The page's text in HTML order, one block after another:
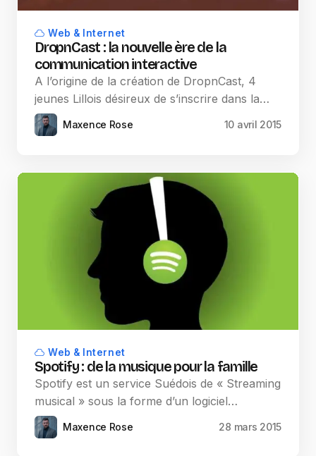
Web & Internet
DropnCast : la nouvelle ère de la
communication interactive
A l’origine de la création de DropnCast, 4
jeunes Lillois désireux de s’inscrire dans la…
Maxence Rose 10 avril 2015
Web & Internet
Spotify : de la musique pour la famille
Spotify est un service Suédois de « Streaming
musical » sous la forme d’un logiciel…
Maxence Rose 28 mars 2015